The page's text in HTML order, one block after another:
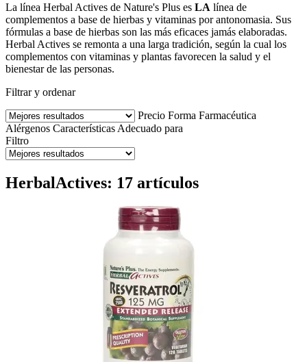
La línea Herbal Actives de Nature's Plus es LA línea de
complementos a base de hierbas y vitaminas por antonomasia. Sus
fórmulas a base de hierbas son las más eficaces jamás elaboradas.
Herbal Actives se remonta a una larga tradición, según la cual los
complementos con vitaminas y plantas favorecen la salud y el
bienestar de las personas.
Filtrar y ordenar
Precio Forma Farmacéutica
Alérgenos Características Adecuado para
Filtro
HerbalActives: 17 artículos